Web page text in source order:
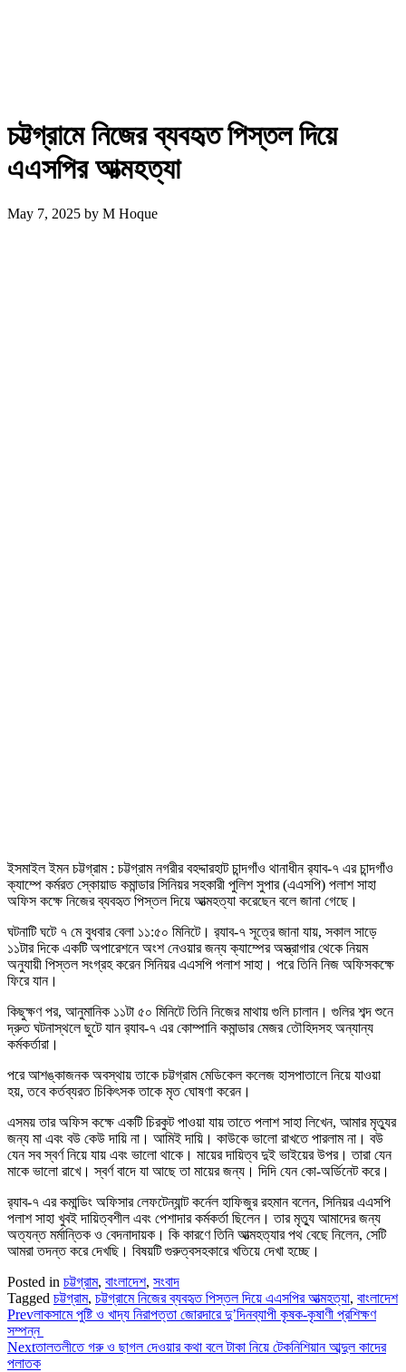
চট্টগ্রামে নিজের ব্যবহৃত পিস্তল দিয়ে
এএসপির আত্মহত্যা
May 7, 2025 by M Hoque
ইসমাইল ইমন চট্টগ্রাম : চট্টগ্রাম নগরীর বহদ্দারহাট চান্দগাঁও থানাধীন র‍্যাব-৭ এর চান্দগাঁও
ক্যাম্পে কর্মরত স্কোয়াড কমান্ডার সিনিয়র সহকারী পুলিশ সুপার (এএসপি) পলাশ সাহা
অফিস কক্ষে নিজের ব্যবহৃত পিস্তল দিয়ে আত্মহত্যা করেছেন বলে জানা গেছে।
ঘটনাটি ঘটে ৭ মে বুধবার বেলা ১১:৫০ মিনিটে। র‍্যাব-৭ সূত্রে জানা যায়, সকাল সাড়ে
১১টার দিকে একটি অপারেশনে অংশ নেওয়ার জন্য ক্যাম্পের অস্ত্রাগার থেকে নিয়ম
অনুযায়ী পিস্তল সংগ্রহ করেন সিনিয়র এএসপি পলাশ সাহা। পরে তিনি নিজ অফিসকক্ষে
ফিরে যান।
কিছুক্ষণ পর, আনুমানিক ১১টা ৫০ মিনিটে তিনি নিজের মাথায় গুলি চালান। গুলির শব্দ শুনে
দ্রুত ঘটনাস্থলে ছুটে যান র‍্যাব-৭ এর কোম্পানি কমান্ডার মেজর তৌহিদসহ অন্যান্য
কর্মকর্তারা।
পরে আশঙ্কাজনক অবস্থায় তাকে চট্টগ্রাম মেডিকেল কলেজ হাসপাতালে নিয়ে যাওয়া
হয়, তবে কর্তব্যরত চিকিৎসক তাকে মৃত ঘোষণা করেন।
এসময় তার অফিস কক্ষে একটি চিরকুট পাওয়া যায় তাতে পলাশ সাহা লিখেন, আমার মৃত্যুর
জন্য মা এবং বউ কেউ দায়ি না। আমিই দায়ি। কাউকে ভালো রাখতে পারলাম না। বউ
যেন সব স্বর্ণ নিয়ে যায় এবং ভালো থাকে। মায়ের দায়িত্ব দুই ভাইয়ের উপর। তারা যেন
মাকে ভালো রাখে। স্বর্ণ বাদে যা আছে তা মায়ের জন্য। দিদি যেন কো-অর্ডিনেট করে।
র‍্যাব-৭ এর কমান্ডিং অফিসার লেফটেন্যান্ট কর্নেল হাফিজুর রহমান বলেন, সিনিয়র এএসপি
পলাশ সাহা খুবই দায়িত্বশীল এবং পেশাদার কর্মকর্তা ছিলেন। তার মৃত্যু আমাদের জন্য
অত্যন্ত মর্মান্তিক ও বেদনাদায়ক। কি কারণে তিনি আত্মহত্যার পথ বেছে নিলেন, সেটি
আমরা তদন্ত করে দেখছি। বিষয়টি গুরুত্বসহকারে খতিয়ে দেখা হচ্ছে।
Posted in চট্টগ্রাম, বাংলাদেশ, সংবাদ
Tagged চট্টগ্রাম, চট্টগ্রামে নিজের ব্যবহৃত পিস্তল দিয়ে এএসপির আত্মহত্যা, বাংলাদেশ
Prevলাকসামে পুষ্টি ও খাদ্য নিরাপত্তা জোরদারে দু’দিনব্যাপী কৃষক-কৃষাণী প্রশিক্ষণ
সম্পন্ন
Nextতালতলীতে গরু ও ছাগল দেওয়ার কথা বলে টাকা নিয়ে টেকনিশিয়ান আব্দুল কাদের
পলাতক